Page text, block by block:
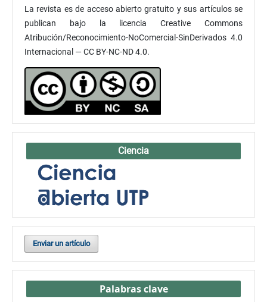
La revista es de acceso abierto gratuito y sus artículos se
publican bajo la licencia Creative Commons
Atribución/Reconocimiento-NoComercial-SinDerivados 4.0
Internacional — CC BY-NC-ND 4.0.
Ciencia
Enviar un artículo
Palabras clave